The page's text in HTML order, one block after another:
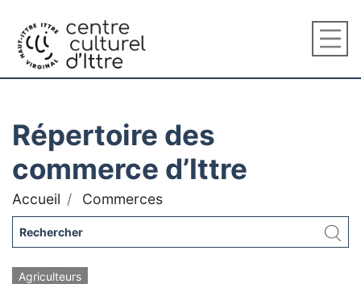
Répertoire des
commerce d’Ittre
Accueil Commerces
Agriculteurs